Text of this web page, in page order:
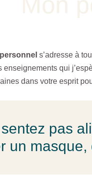
s’adresse à
enseignements qui
dans votre esprit
pas
un